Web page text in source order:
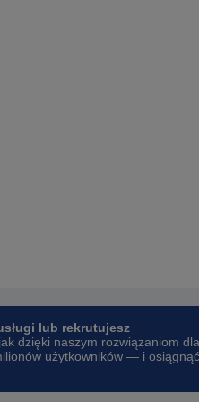
lub rekrutujesz
dzięki naszym rozwiązaniom dla
użytkowników — i osiągnąć